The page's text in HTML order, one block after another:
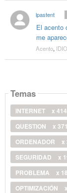
lpastent
El acento
me
Acento,
Temas
INTERNET
x 414
QUESTION
x 371
ORDENADOR
x
SEGURIDAD
x
PROBLEMA
x
OPTIMIZACIÓN